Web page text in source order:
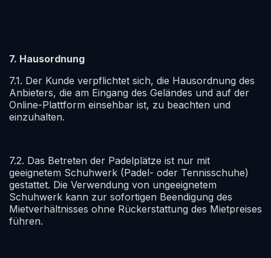
7. Hausordnung
7.1. Der Kunde verpflichtet sich, die Hausordnung des
Anbieters, die am Eingang des Geländes und auf der
Online-Plattform einsehbar ist, zu beachten und
einzuhalten.
7.2. Das Betreten der Padelplätze ist nur mit
geeignetem Schuhwerk (Padel- oder Tennisschuhe)
gestattet. Die Verwendung von ungeeignetem
Schuhwerk kann zur sofortigen Beendigung des
Mietverhältnisses ohne Rückerstattung des Mietpreises
führen.